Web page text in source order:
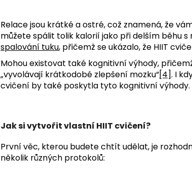
Relace jsou krátké a ostré, což znamená, že
můžete spálit tolik kalorií jako při delším běhu s
spalování tuku, přičemž se ukázalo, že HIIT
Mohou existovat také kognitivní výhody,
„vyvolávají krátkodobé zlepšení mozku“[4]. I
cvičení by také poskytla tyto kognitivní výhody.
Jak si vytvořit vlastní HIIT cvičení?
První věc, kterou budete chtít udělat, je
několik různých protokolů: